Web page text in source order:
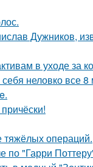
Дужников,
в уходе за
неловко все
тяжёлых операций.
по "Гарри